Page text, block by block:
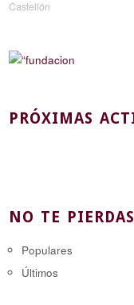
Castellón
PRÓXIMAS
NO TE PIERDAS
Populares
Últimos